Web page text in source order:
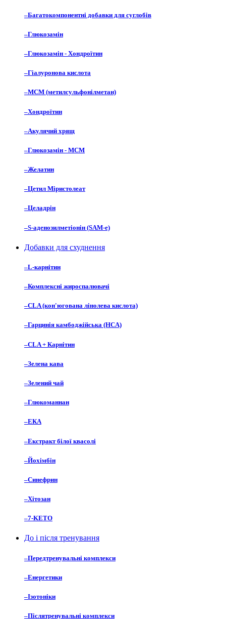
–Багатокомпонентні добавки для суглобів
–Глюкозамін
–Глюкозамін - Хондроїтин
–Гіалуронова кислота
–МСМ (метилсульфонілметан)
–Хондроїтин
–Акулячий хрящ
–Глюкозамін - МСМ
–Желатин
–Цетил Міристолеат
–Целадрін
–S-аденозилметіонін (SAM-e)
Добавки для схуднення
–L-карнітин
–Комплексні жироспалювачі
–CLA (кон'югована лінолева кислота)
–Гарцинія камбоджійська (HCA)
–CLA + Карнітин
–Зелена кава
–Зелений чай
–Глюкоманнан
–ЕКА
–Екстракт білої квасолі
–Йохімбін
–Синефрин
–Хітозан
–7-KETO
До і після тренування
–Передтренувальні комплекси
–Енергетики
–Ізотоніки
–Післятренувальні комплекси